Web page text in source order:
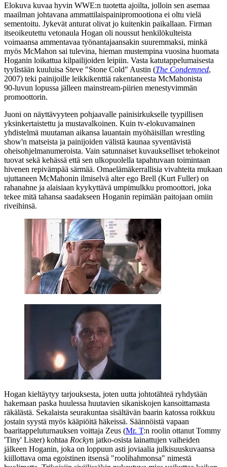
Elokuva kuvaa hyvin WWE:n tuotetta ajoilta, jolloin sen asemaa
maailman johtavana ammattilaispainipromootiona ei oltu vielä
sementoitu. Jykevät anturat olivat jo kuitenkin paikallaan. Firman
itseoikeutettu vetonaula Hogan oli noussut henkilökulteista
voimaansa ammentavaa työnantajaansakin suuremmaksi, minkä
myös McMahon sai tulevina, hieman mustempina vuosina huomata
Hoganin loikattua kilpailijoiden leipiin. Vasta katutappelumaisesta
tyylistään kuuluisa Steve "Stone Cold" Austin (The Condemned,
2007) teki painijoille leikkikenttiä rakentaneesta McMahonista
90‑luvun lopussa jälleen mainstream-piirien menestyvimmän
promoottorin.
Juoni on näyttävyyteen pohjaavalle painisirkukselle tyypillisen
yksinkertaistettu ja mustavalkoinen. Kuin tv‑elokuvamainen
yhdistelmä muutaman aikansa lauantain myöhäisillan wrestling
show'n matseista ja painijoiden välistä kaunaa syventävistä
oheisohjelmanumeroista. Vain satunnaiset kuvaukselliset tehokeinot
tuovat sekä kehässä että sen ulkopuolella tapahtuvaan toimintaan
hivenen repivämpää särmää. Omaelämäkerrallisia vivahteita mukaan
ujuttaneen McMahonin ilmiselvä alter ego Brell (Kurt Fuller) on
rahanahne ja alaisiaan kyykyttävä umpimulkku promoottori, joka
tekee mitä tahansa saadakseen Hoganin repimään paitojaan omiin
riveihinsä.
Hogan kieltäytyy tarjouksesta, joten uutta johtotähteä ryhdytään
hakemaan paska huulessa huutavien sikaniskojen kansoittamasta
räkälästä. Sekalaista seurakuntaa sisältävän baarin katossa roikkuu
jostain syystä myös kääpiöitä häkeissä. Säännöistä vapaan
baaritappeluturnauksen voittaja Zeus (Mr. T:n roolin ottanut Tommy
'Tiny' Lister) kohtaa Rockyn jatko-osista lainattujen vaiheiden
jälkeen Hoganin, joka on loppuun asti joviaalia julkisuuskuvaansa
kiillottava oma egoistinen itsensä "roolihahmonsa" nimestä